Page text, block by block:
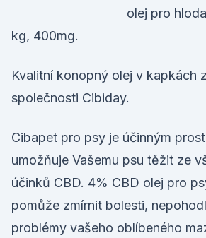
olej pro
kg, 400mg.
Kvalitní konopný olej v kapkách
společnosti Cibiday.
Cibapet pro psy je účinným
umožňuje Vašemu psu těžit ze
účinků CBD. 4% CBD olej pro
pomůže zmírnit bolesti,
problémy vašeho oblíbeného